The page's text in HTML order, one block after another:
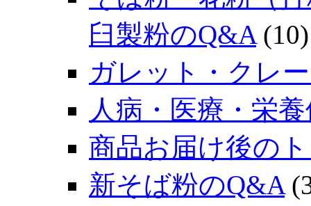
臼製粉のQ&A (10)
ガレット・クレ
人病・医療・栄
商品お届け後の
新そば粉のQ&A